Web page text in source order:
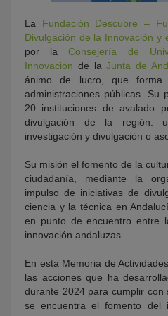
La Fundación Descubre –
Divulgación de la Innovación y
por laConsejería de
Innovación de laJunta de
ánimo de lucro, que
administraciones públicas. Su
20 instituciones de avalado
divulgación de la región:
investigación y divulgación o
Su misión el fomento de la
ciudadanía, mediante la
impulso de iniciativas de
ciencia y la técnica en
en punto de encuentro entre
innovación andaluzas.
En esta Memoria de
las acciones que ha
durante 2024 para cumplir con
se encuentra el fomento del